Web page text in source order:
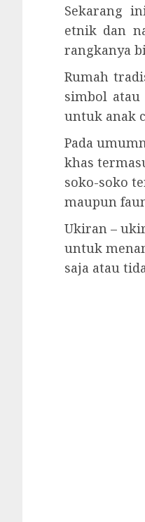
Sekarang
etnik dan
rangkanya
Rumah
simbol
untuk anak
Pada
khas
soko-soko
maupun
Ukiran –
untuk
saja atau